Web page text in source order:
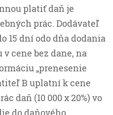
platiť daň je
prác. Dodávateľ
15 dní odo dňa dodania
cene bez dane, na
„prenesenie
B uplatní k cene
daň (10 000 x 20%) vo
do daňového